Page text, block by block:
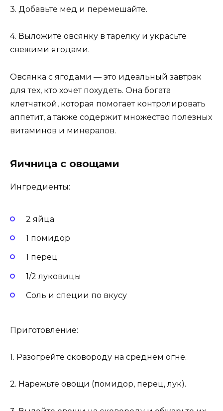
3. Добавьте мед и перемешайте.
4. Выложите овсянку в тарелку и украсьте
свежими ягодами.
Овсянка с ягодами — это идеальный завтрак
для тех, кто хочет похудеть. Она богата
клетчаткой, которая помогает контролировать
аппетит, а также содержит множество полезных
витаминов и минералов.
Яичница с овощами
Ингредиенты:
2 яйца
1 помидор
1 перец
1/2 луковицы
Соль и специи по вкусу
Приготовление:
1. Разогрейте сковороду на среднем огне.
2. Нарежьте овощи (помидор, перец, лук).